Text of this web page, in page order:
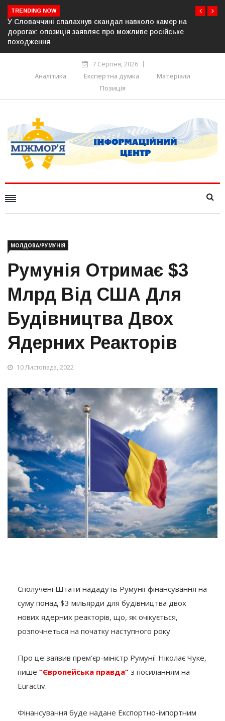
TRENDING NOW
навколо камер на
російське
У Молдові готують план дій на
постачання газу до Придністров’я
7 Серпня, 2026
Аналітика
Експертна думка
Матеріали
Позиція
МОЛДОВА/РУМУНІЯ
Румунія Отримає $3
Млрд Від США Для
Будівництва Двох
Ядерних Реакторів
10 Листопада, 2022
Сполучені Штати нададуть Румунії фінансування на
суму понад $3 мільярди для будівництва двох
нових ядерних реакторів, що, як очікується,
розпочнеться на початку наступного року.
Про це заявив прем’єр-міністр Румунії Ніколає Чуке,
пише “Європейська правда” з посиланням на
Euractiv.
Фінансування буде надане Експортно-імпортним